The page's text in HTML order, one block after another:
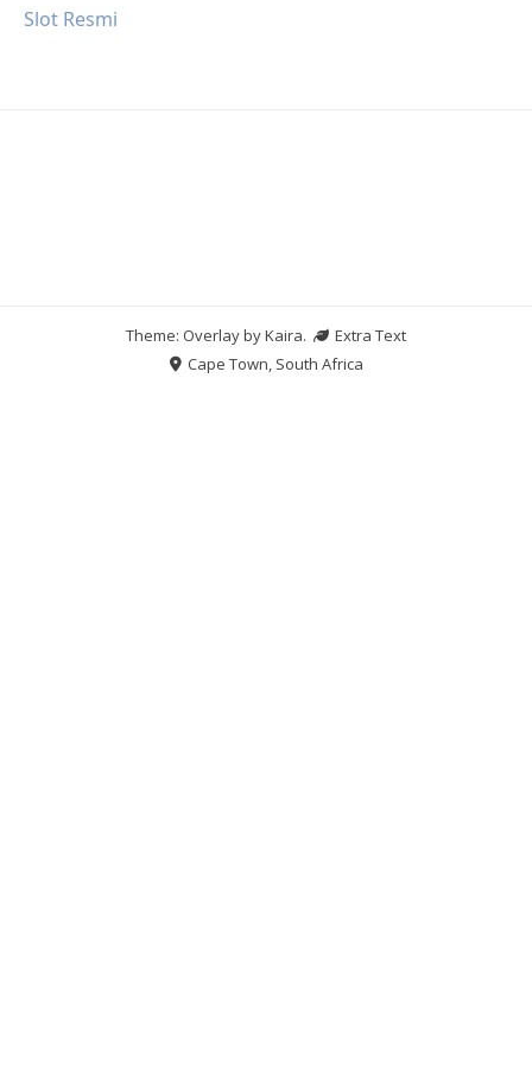
Slot Resmi
Theme: Overlay byKaira.
Extra Text
Cape Town, South Africa